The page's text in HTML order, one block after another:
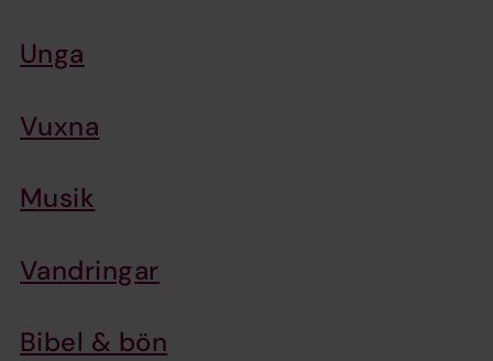
Unga
Vuxna
Musik
Vandringar
Bibel & bön